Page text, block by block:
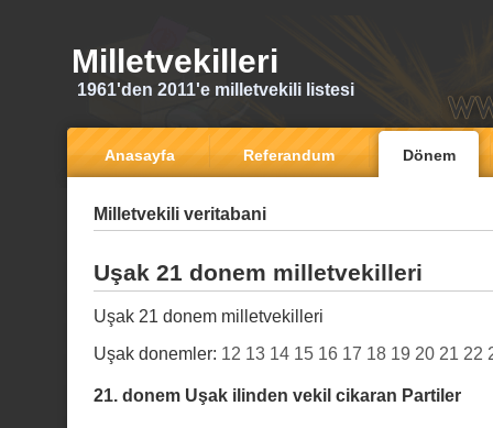
Milletvekilleri
1961'den 2011'e milletvekili listesi
Anasayfa Referandum Dönem
Milletvekili veritabani
Uşak 21 donem milletvekilleri
Uşak 21 donem milletvekilleri
Uşak donemler: 12 13 14 15 16 17 18 19 20 21 22
21. donem Uşak ilinden vekil cikaran Partiler